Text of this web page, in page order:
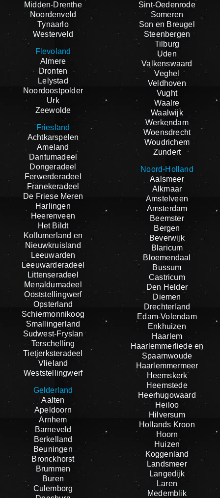
Midden-Drenthe
Noordenveld
Tynaarlo
Westerveld
Flevoland
Almere
Dronten
Lelystad
Noordoostpolder
Urk
Zeewolde
Friesland
Achtkarspelen
Ameland
Dantumadeel
Dongeradeel
Ferwerderadeel
Franekeradeel
De Friese Meren
Harlingen
Heerenveen
Het Bildt
Kollumerland en
Nieuwkruisland
Leeuwarden
Leeuwarderadeel
Littenseradeel
Menaldumadeel
Ooststellingwerf
Opsterland
Schiermonnikoog
Smallingerland
Sudwest-Fryslan
Terschelling
Tietjerksteradeel
Vlieland
Weststellingwerf
Gelderland
Aalten
Apeldoorn
Arnhem
Barneveld
Berkelland
Beuningen
Bronckhorst
Brummen
Buren
Culemborg
Sint-Oedenrode
Someren
Son en Breugel
Steenbergen
Tilburg
Uden
Valkenswaard
Veghel
Veldhoven
Vught
Waalre
Waalwijk
Werkendam
Woensdrecht
Woudrichem
Zundert
Noord-Holland
Aalsmeer
Alkmaar
Amstelveen
Amsterdam
Beemster
Bergen
Beverwijk
Blaricum
Bloemendaal
Bussum
Castricum
Den Helder
Diemen
Drechterland
Edam-Volendam
Enkhuizen
Haarlem
Haarlemmerliede en
Spaarnwoude
Haarlemmermeer
Heemskerk
Heemstede
Heerhugowaard
Heiloo
Hilversum
Hollands Kroon
Hoorn
Huizen
Koggenland
Landsmeer
Langedijk
Laren
Medemblik